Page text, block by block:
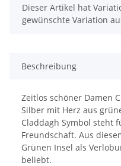
x
Dieser Artikel hat
gewünschte Variation
Beschreibung
Zeitlos schöner Damen
Silber mit Herz aus
Claddagh Symbol steht
Freundschaft. Aus
Grünen Insel als
beliebt.